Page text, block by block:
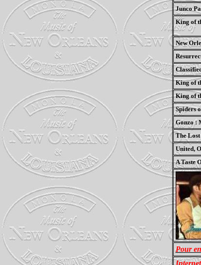
Junco
King of
New
King of
King of
Spiders
Gonzo :
The
United,
A Taste
Pour
Internet